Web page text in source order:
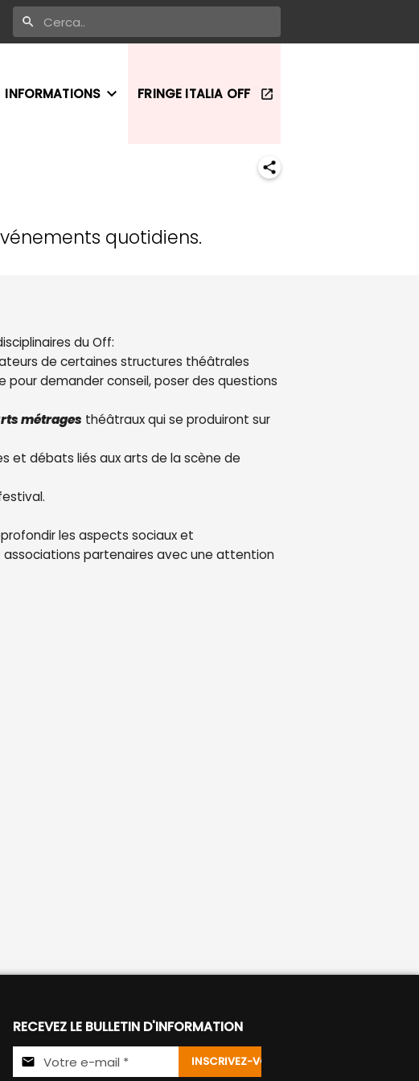
INFORMATIONS FRINGE ITALIA OFF
quotidiens.
du Off:
de certaines structures théâtrales
demander conseil, poser des questions
métrages théâtraux qui se produiront sur
et débats liés aux arts de la scène de
les aspects sociaux et
partenaires avec une attention
RECEVEZ LE BULLETIN D'INFORMATION
INSCRIVEZ-VOUS